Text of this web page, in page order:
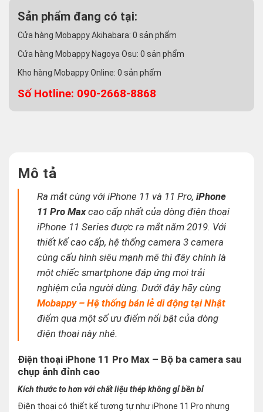
Sản phẩm đang có tại:
Cửa hàng Mobappy Akihabara: 0 sản phẩm
Cửa hàng Mobappy Nagoya Osu: 0 sản phẩm
Kho hàng Mobappy Online: 0 sản phẩm
Số Hotline: 090-2668-8868
Mô tả
Ra mắt cùng với iPhone 11 và 11 Pro,iPhone
11 Pro Maxcao cấp nhất của dòng điện thoại
iPhone 11 Series được ra mắt năm 2019. Với
thiết kế cao cấp, hệ thống camera 3 camera
cùng cấu hình siêu mạnh mẽ thì đây chính là
một chiếc smartphone đáp ứng mọi trải
nghiệm của người dùng. Dưới đây hãy cùng
Mobappy – Hệ thống bán lẻ di động tại Nhật
điểm qua một số ưu điểm nổi bật của dòng
điện thoại này nhé.
Điện thoại iPhone 11 Pro Max – Bộ ba camera sau
chụp ảnh đỉnh cao
Kích thước to hơn với chất liệu thép không gỉ bền bỉ
Điện thoại có thiết kế tương tự như iPhone 11 Pro nhưng